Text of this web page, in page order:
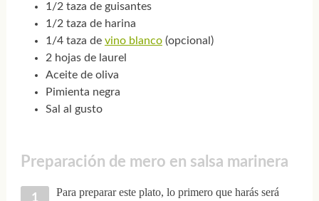
1/2 taza de guisantes
1/2 taza de harina
1/4 taza de vino blanco(opcional)
2 hojas de laurel
Aceite de oliva
Pimienta negra
Sal al gusto
Preparación de mero en salsa marinera
Para preparar este plato, lo primero que harás será